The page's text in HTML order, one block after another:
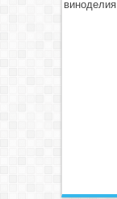
виноделия